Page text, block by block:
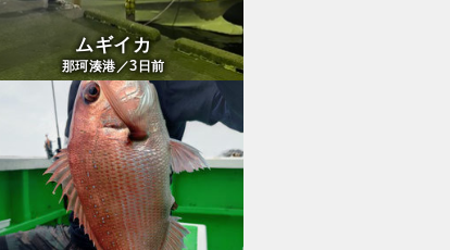
ムギイカ
那珂湊港／3 日前